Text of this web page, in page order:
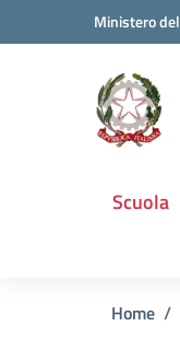
Vai ai contenuti
Vai al menu diMinistero
Scuola
Home